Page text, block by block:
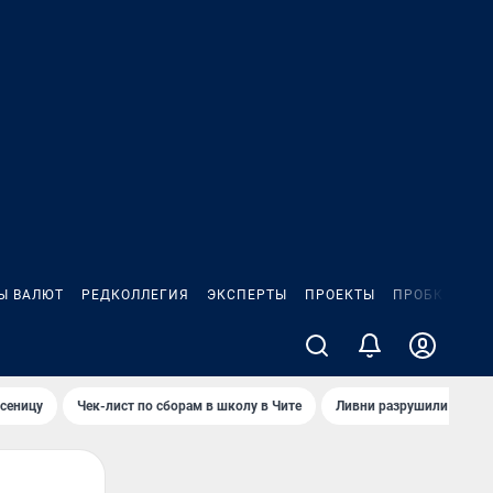
ВАЛЮТ РЕДКОЛЛЕГИЯ ЭКСПЕРТЫ ПРОЕКТЫ ПРОБКИ
Чек-лист по сборам в школу в Чите Ливни разрушили